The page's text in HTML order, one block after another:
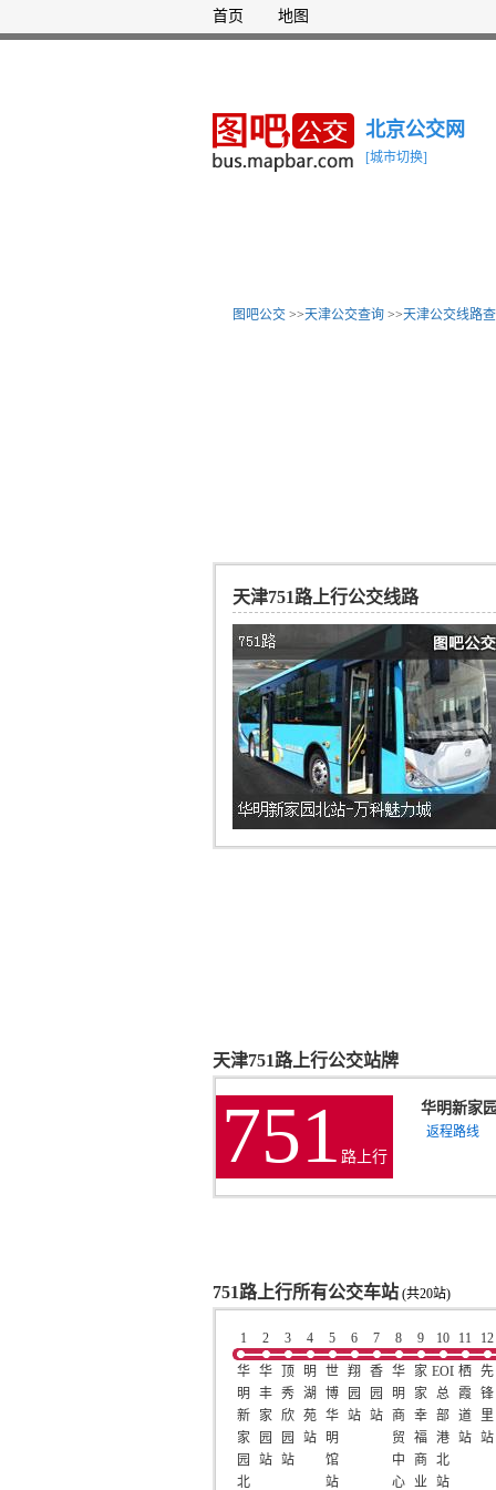
首页 地图
北京公交网
[城市切换]
图吧公交 >>天津公交查询 >>天津公交线路
天津751路上行公交线路
天津751路上行公交站牌
751 路上行
华明新家
返程路线
751路上行所有公交车站 (共20站)
1
华
明
新
家
园
北
2
华
丰
家
园
站
3
顶
秀
欣
园
站
4
明
湖
苑
站
5
世
博
华
明
馆
站
6
翔
园
站
7
香
园
站
8
华
明
商
贸
中
心
9
家
家
幸
福
商
业
10
EOD
总
部
港
北
站
11
栖
霞
道
站
12
先
锋
里
站